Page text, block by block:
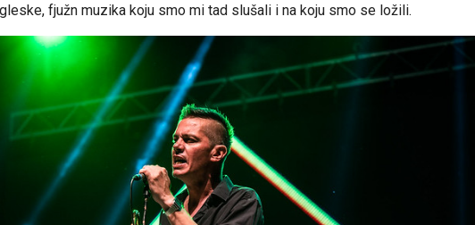
fjužn muzika koju smo mi tad slušali i na koju smo se ložili.